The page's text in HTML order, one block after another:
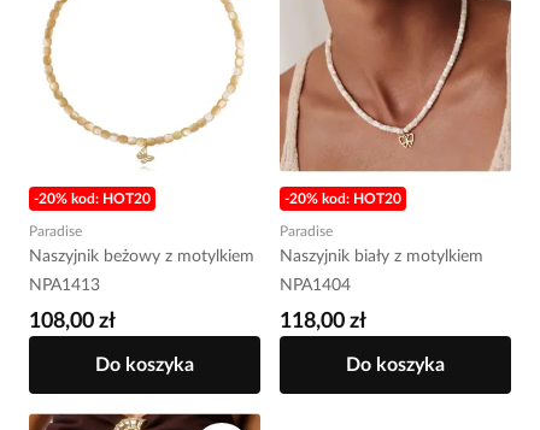
-20% kod: HOT20
Paradise
Naszyjnik beżowy z motylkiem
NPA1413
108,00 zł
Do koszyka
-20% kod: HOT20
Paradise
Naszyjnik biały z motylkiem
NPA1404
118,00 zł
Do koszyka